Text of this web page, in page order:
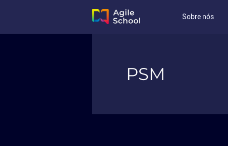
Sobre nós
PSM